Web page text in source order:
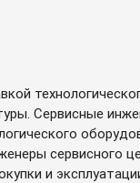
Сервисные
сервисного
и